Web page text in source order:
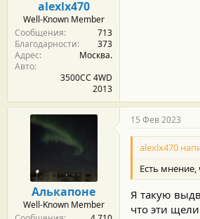
alexlx470
Well-Known Member
Сообщения
713
Благодарности
373
Адрес
Москва.
Авто
3500CC 4WD
2013
Алькапоне
Well-Known Member
15 Фев 2023
alexlx470
Есть
Я такую
что эти